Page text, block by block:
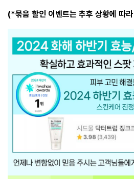
(*묶음 할인 이벤트는 추후 상황에 따